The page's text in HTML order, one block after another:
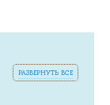
развернуть все